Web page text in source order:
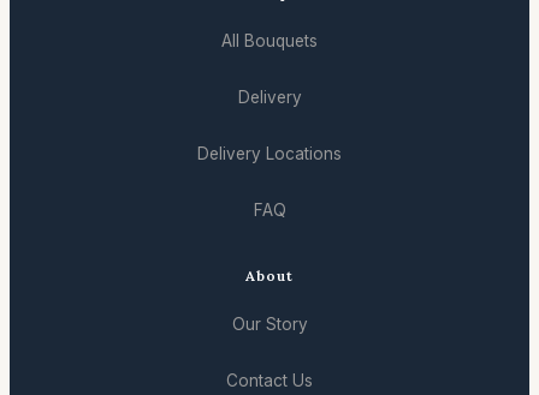
All Bouquets
Delivery
Delivery Locations
FAQ
About
Our Story
Contact Us